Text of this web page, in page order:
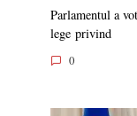
Parlamentul a
lege privind
0